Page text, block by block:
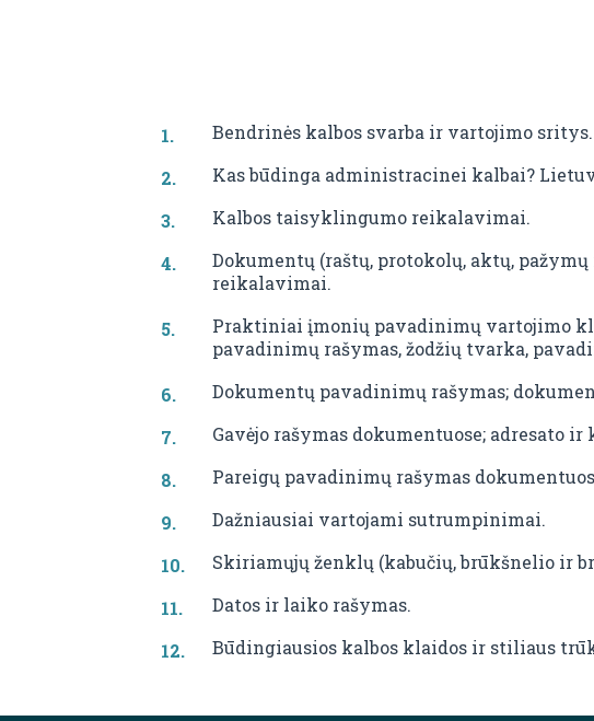
Bendrinės kalbos svarba ir vartojimo sritys.
Kas būdinga administracinei kalbai?
Kalbos taisyklingumo reikalavimai.
Dokumentų (raštų, protokolų, aktų,
reikalavimai.
Praktiniai įmonių pavadinimų vartojimo
pavadinimų rašymas, žodžių tvarka,
Dokumentų pavadinimų rašymas;
Gavėjo rašymas dokumentuose; adresato
Pareigų pavadinimų rašymas
Dažniausiai vartojami sutrumpinimai.
Skiriamųjų ženklų (kabučių, brūkšnelio ir
Datos ir laiko rašymas.
Būdingiausios kalbos klaidos ir stiliaus